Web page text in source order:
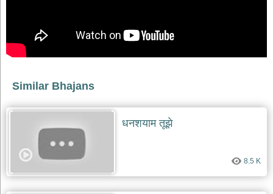
गुरुदेव
भजन
भजन
विष्णु
भजन
bhajans
Similar Bhajans
धनशयाम तूझे
8.5 K